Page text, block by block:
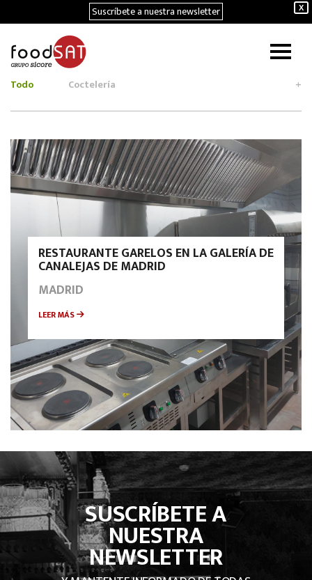
X
Suscríbete a nuestra newsletter
Todo Coctelería +
RESTAURANTE GARELOS EN LA GALERÍA DE
CANALEJAS DE MADRID
MADRID
LEER MÁS
SUSCRÍBETE A
NUESTRA
NEWSLETTER